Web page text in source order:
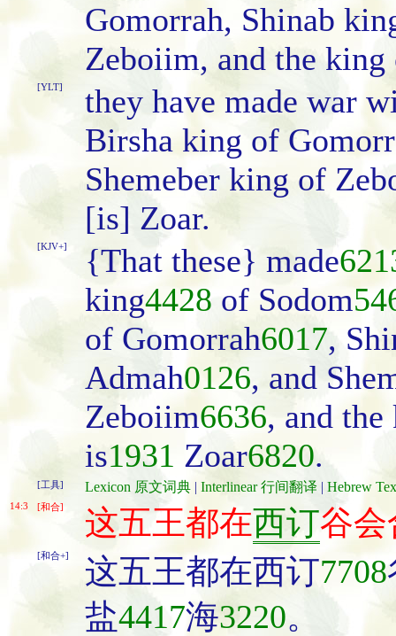
Gomorrah, Shinab
Zeboiim, and the
[YLT]
they have made war
Birsha king of
Shemeber king of
[is] Zoar.
[KJV+] {That these} made
king4428 of Sodom
of Gomorrah6017,
Admah0126, and
Zeboiim6636, and
is1931 Zoar6820.
[工具] Lexicon 原文词典 | Interlinear 行间翻译 | Hebrew
14:3 [和合] 这五王都在西订谷会
[和合+] 这五王都在西订7708
盐4417海3220。